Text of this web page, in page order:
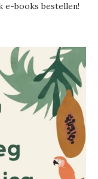
e-books bestellen!